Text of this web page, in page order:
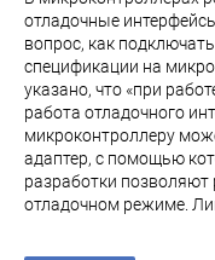
отладочные
вопрос, как
спецификации на
указано, что «при
работа отладочного
микроконтроллеру
адаптер, с помощью
разработки
отладочном режиме.